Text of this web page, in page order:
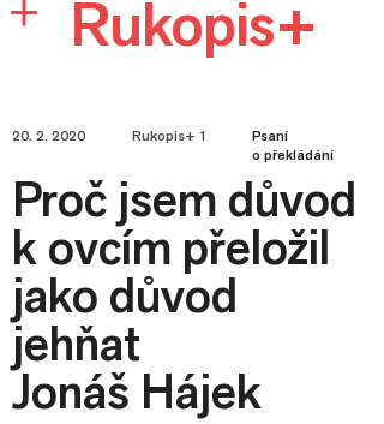
Rukopis+
20. 2. 2020 Rukopis+ 1
Psaní
o překládání
Proč jsem důvod
k ovcím přeložil
jako důvod
jehňat
Jonáš Hájek